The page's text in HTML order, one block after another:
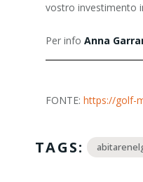
vostro investimento
Per info Anna
FONTE: https://golf-
TAGS: